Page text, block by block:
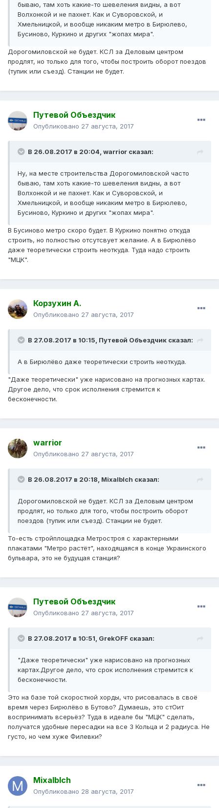
бываю, там хоть какие-то шевеления видны, а вот
Волхонкой и не пахнет. Как и Суворовской, и
Хмельницкой, и вообще никаким метро в Бирюлево,
Бусиново, Куркино и других "жопах мира".
Дорогомиловской не будет. КСЛ за Деловым центром
продлят, но только для того, чтобы построить оборот поездов
(тупик или съезд). Станции не будет.
Путевой Объездчик
Опубликовано 27 августа, 2017
В 26.08.2017 в 20:04, warrior сказал:
Ну, на месте строительства Дорогомиловской часто
бываю, там хоть какие-то шевеления видны, а вот
Волхонкой и не пахнет. Как и Суворовской, и
Хмельницкой, и вообще никаким метро в Бирюлево,
Бусиново, Куркино и других "жопах мира".
В Бусиново метро скоро будет. В Куркино понятно откуда
строить, но полностью отсутсвует желание. А в Бирюлёво
даже теоретически строить неоткуда. Туда надо строить
"МЦК".
Корзухин А.
Опубликовано 27 августа, 2017
В 27.08.2017 в 10:15, Путевой Объездчик сказал:
А в Бирюлёво даже теоретически строить неоткуда.
"Даже теоретически" уже нарисовано на прогнозных картах.
Другое дело, что срок исполнения стремится к
бесконечности.
warrior
Опубликовано 27 августа, 2017
В 26.08.2017 в 20:18, Mixalblch сказал:
Дорогомиловской не будет. КСЛ за Деловым центром
продлят, но только для того, чтобы построить оборот
поездов (тупик или съезд). Станции не будет.
То-есть стройплощадка Метростроя с характерными
плакатами "Метро растёт", находящаяся в конце Украинского
бульвара, это не будущая станция?
Путевой Объездчик
Опубликовано 27 августа, 2017
В 27.08.2017 в 10:51, GrekOFF сказал:
"Даже теоретически" уже нарисовано на прогнозных
картах.Другое дело, что срок исполнения стремится к
бесконечности.
Это на базе той скоростной хорды, что рисовалась в своё
время через Бирюлёво в Бутово? Думаешь, это стОит
воспринимать всерьёз? Туда в идеале бы "МЦК" сделать,
получатся удобные пересадки на все 3 Кольца и 2 радиуса. Не
густо, но чем хуже Филевки?
Mixalblch
Опубликовано 28 августа, 2017